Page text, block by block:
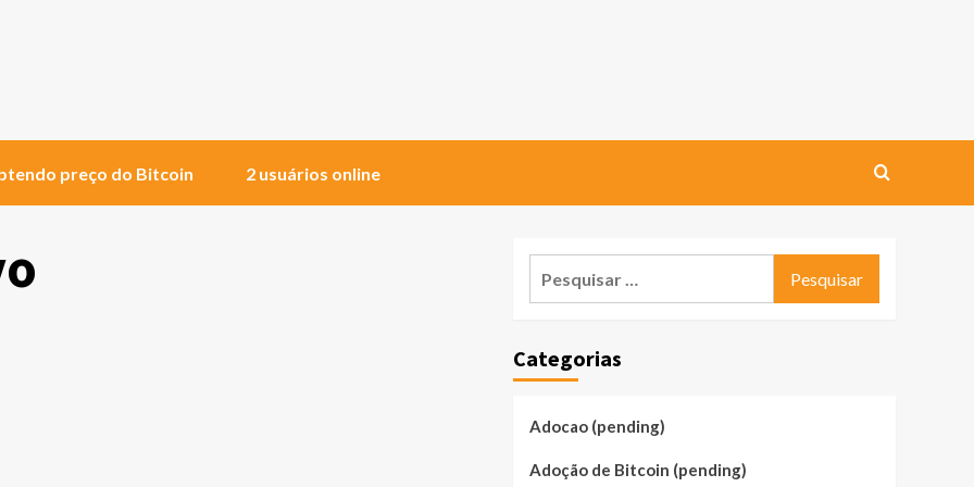
preço do Bitcoin 2 usuários online
Categorias
Adocao (pending)
Adoção de Bitcoin (pending)